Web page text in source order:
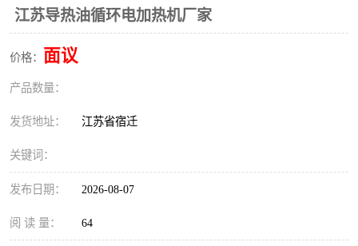
江苏导热油循环电加热机厂家
价格： 面议
产品数量：
发货地址： 江苏省宿迁
关键词：
发布日期： 2026-08-07
阅 读 量： 64